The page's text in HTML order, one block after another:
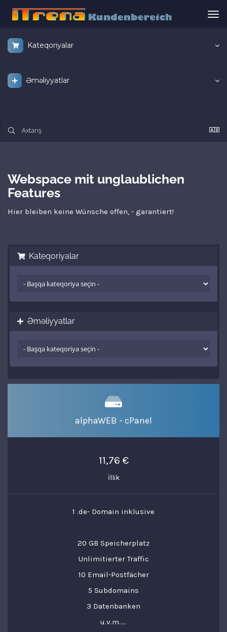
Kateqoriyalar
Əməliyyatlar
Webspace mit unglaublichen
Features
Hier bleiben keine Wünsche offen, - garantiert!
Kateqoriyalar
Əməliyyatlar
alphaWEB - cPanel
11,76 €
İllik
1 .de- Domain inklusive
20 GB Speicherplatz
Unlimitierter Traffic
10 Email-Postfächer
5 Subdomains
3 Datenbanken
u.v.m.....